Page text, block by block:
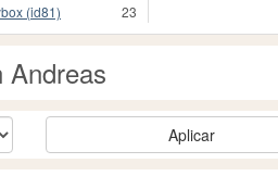
(id81)
23
Andreas
Aplicar